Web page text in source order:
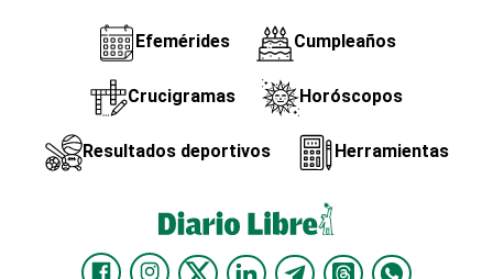
Efemérides Cumpleaños
Crucigramas Horóscopos
Resultados deportivos Herramientas